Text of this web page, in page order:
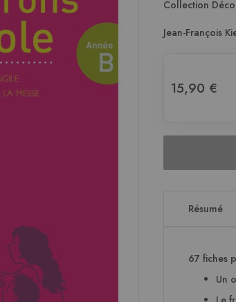
Collection
Jean-François
15,90 €
Résumé
67 fiches
Un